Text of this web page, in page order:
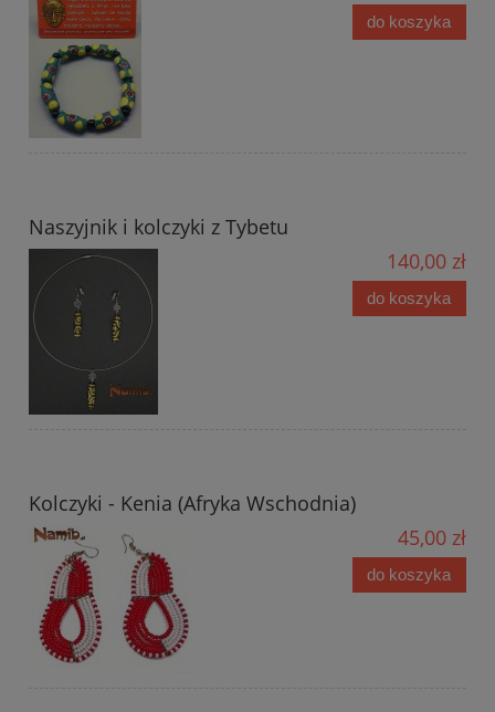
do koszyka
Naszyjnik i kolczyki z Tybetu
140,00 zł
do koszyka
Kolczyki - Kenia (Afryka Wschodnia)
45,00 zł
do koszyka